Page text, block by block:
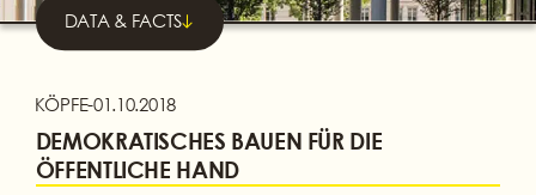
DATA & FACTS
KÖPFE-01.10.2018
DEMOKRATISCHES BAUEN FÜR DIE
ÖFFENTLICHE HAND